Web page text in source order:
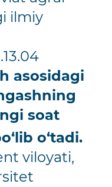
ilmiy
asosidagi
soat
о‘tadi.
viloyati,